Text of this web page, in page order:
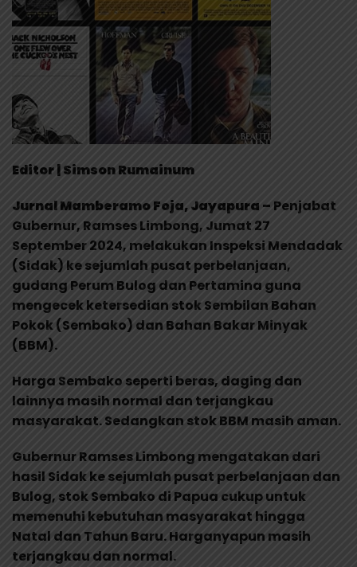
Editor | Simson Rumainum
Jurnal Mamberamo Foja, Jayapura – Penjabat
Gubernur, Ramses Limbong, Jumat 27
September 2024, melakukan Inspeksi Mendadak
(Sidak) ke sejumlah pusat perbelanjaan,
gudang Perum Bulog dan Pertamina guna
mengecek ketersedian stok Sembilan Bahan
Pokok (Sembako) dan Bahan Bakar Minyak
(BBM).
Harga Sembako seperti beras, daging dan
lainnya masih normal dan terjangkau
masyarakat. Sedangkan stok BBM masih aman.
Gubernur Ramses Limbong mengatakan dari
hasil Sidak ke sejumlah pusat perbelanjaan dan
Bulog, stok Sembako di Papua cukup untuk
memenuhi kebutuhan masyarakat hingga
Natal dan Tahun Baru. Harganyapun masih
terjangkau dan normal.